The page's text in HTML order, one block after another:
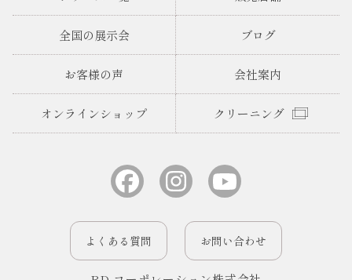
全国の展示会 ブログ
お客様の声 会社案内
オンラインショップ クリーニング
よくある質問 お問い合わせ